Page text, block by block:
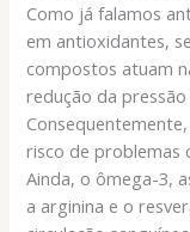
Como já falamos
em antioxidantes,
compostos atuam
redução da
risco de problemas
Ainda, o ômega-3,
a arginina e o